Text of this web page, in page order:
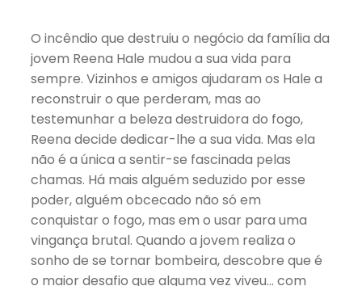
O incêndio que destruiu o negócio da família da
jovem Reena Hale mudou a sua vida para
sempre. Vizinhos e amigos ajudaram os Hale a
reconstruir o que perderam, mas ao
testemunhar a beleza destruidora do fogo,
Reena decide dedicar-lhe a sua vida. Mas ela
não é a única a sentir-se fascinada pelas
chamas. Há mais alguém seduzido por esse
poder, alguém obcecado não só em
conquistar o fogo, mas em o usar para uma
vingança brutal. Quando a jovem realiza o
sonho de se tornar bombeira, descobre que é
o maior desafio que alguma vez viveu… com